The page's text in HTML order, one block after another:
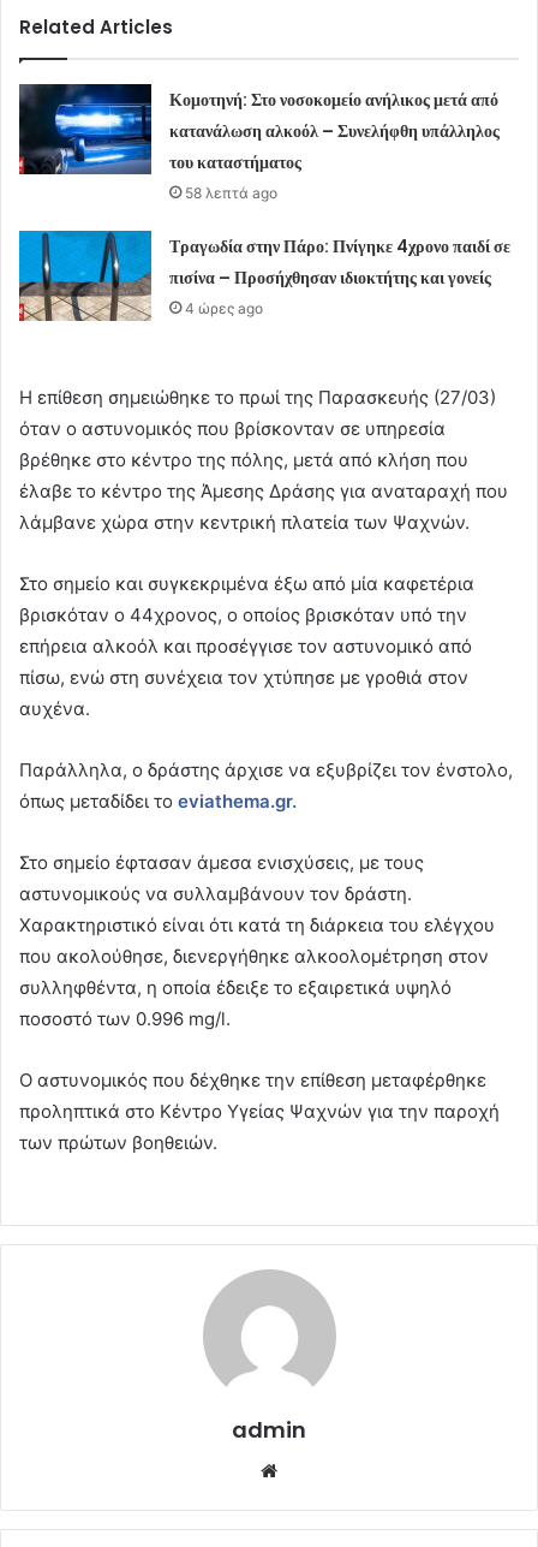
Related Articles
Κομοτηνή: Στο νοσοκομείο ανήλικος μετά από
κατανάλωση αλκοόλ – Συνελήφθη υπάλληλος
του καταστήματος
58 λεπτά ago
Τραγωδία στην Πάρο: Πνίγηκε 4χρονο παιδί σε
πισίνα – Προσήχθησαν ιδιοκτήτης και γονείς
4 ώρες ago
Η επίθεση σημειώθηκε το πρωί της Παρασκευής (27/03)
όταν ο αστυνομικός που βρίσκονταν σε υπηρεσία
βρέθηκε στο κέντρο της πόλης, μετά από κλήση που
έλαβε το κέντρο της Άμεσης Δράσης για αναταραχή που
λάμβανε χώρα στην κεντρική πλατεία των Ψαχνών.
Στο σημείο και συγκεκριμένα έξω από μία καφετέρια
βρισκόταν ο 44χρονος, ο οποίος βρισκόταν υπό την
επήρεια αλκοόλ και προσέγγισε τον αστυνομικό από
πίσω, ενώ στη συνέχεια τον χτύπησε με γροθιά στον
αυχένα.
Παράλληλα, ο δράστης άρχισε να εξυβρίζει τον ένστολο,
όπως μεταδίδει το eviathema.gr.
Στο σημείο έφτασαν άμεσα ενισχύσεις, με τους
αστυνομικούς να συλλαμβάνουν τον δράστη.
Χαρακτηριστικό είναι ότι κατά τη διάρκεια του ελέγχου
που ακολούθησε, διενεργήθηκε αλκοολομέτρηση στον
συλληφθέντα, η οποία έδειξε το εξαιρετικά υψηλό
ποσοστό των 0.996 mg/l.
Ο αστυνομικός που δέχθηκε την επίθεση μεταφέρθηκε
προληπτικά στο Κέντρο Υγείας Ψαχνών για την παροχή
των πρώτων βοηθειών.
admin